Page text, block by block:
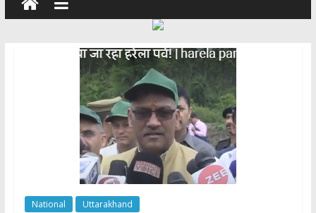
मुख्यमंत्री ने हर घर तिरंगा यात्रा कार्यक्रम में किया प्रतिभाग,मुख्यमंत्री ने
प्रदेशवासियों से स्वतंत्रता दिवस पर अपने घरों में तिरंगा फहराने का किया आवाह्न
National Uttarakhand